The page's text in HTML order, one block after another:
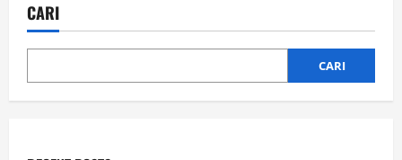
Ultimatum
Soal
dan
Bertemu
CARI
CARI